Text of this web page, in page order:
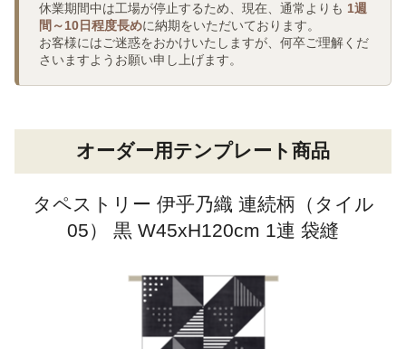
休業期間中は工場が停止するため、現在、通常よりも 1週
間～10日程度長めに納期をいただいております。
お客様にはご迷惑をおかけいたしますが、何卒ご理解くだ
さいますようお願い申し上げます。
オーダー用テンプレート商品
タペストリー 伊乎乃織 連続柄（タイル
05） 黒 W45xH120cm 1連 袋縫